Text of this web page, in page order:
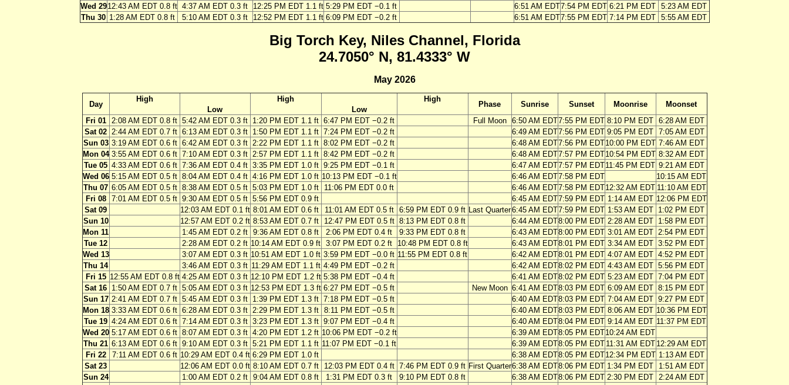
Wed 2912:43 AM EDT 0.8 ft 4:37 AM EDT 0.3 ft 12:25 PM EDT 1.1 ft 5:29 PM EDT −0.1 ft 6:51 AM EDT7:54 PM EDT 6:21 PM EDT 5:23 AM EDT
Thu 30 1:28 AM EDT 0.8 ft 5:10 AM EDT 0.3 ft 12:52 PM EDT 1.1 ft 6:09 PM EDT −0.2 ft 6:51 AM EDT7:55 PM EDT 7:14 PM EDT 5:55 AM EDT
Big Torch Key, Niles Channel, Florida
24.7050° N, 81.4333° W
May 2026
Day
High
Low
High
Low
High
Phase Sunrise Sunset Moonrise
Moonset
Fri 01
2:08 AM EDT 0.8 ft 5:42 AM EDT 0.3 ft 1:20 PM EDT 1.1 ft 6:47 PM EDT −0.2 ft Full Moon 6:50 AM EDT7:55 PM EDT 8:10 PM EDT 6:28 AM EDT
Sat 02 2:44 AM EDT 0.7 ft 6:13 AM EDT 0.3 ft 1:50 PM EDT 1.1 ft 7:24 PM EDT −0.2 ft 6:49 AM EDT7:56 PM EDT 9:05 PM EDT 7:05 AM EDT
Sun 03 3:19 AM EDT 0.6 ft 6:42 AM EDT 0.3 ft 2:22 PM EDT 1.1 ft 8:02 PM EDT −0.2 ft 6:48 AM EDT7:56 PM EDT10:00 PM EDT 7:46 AM EDT
Mon 04 3:55 AM EDT 0.6 ft 7:10 AM EDT 0.3 ft 2:57 PM EDT 1.1 ft 8:42 PM EDT −0.2 ft 6:48 AM EDT7:57 PM EDT10:54 PM EDT 8:32 AM EDT
Tue 05 4:33 AM EDT 0.6 ft 7:36 AM EDT 0.4 ft 3:35 PM EDT 1.0 ft 9:25 PM EDT −0.1 ft 6:47 AM EDT7:57 PM EDT11:45 PM EDT 9:21 AM EDT
Wed 06 5:15 AM EDT 0.5 ft 8:04 AM EDT 0.4 ft 4:16 PM EDT 1.0 ft 10:13 PM EDT −0.1 ft 6:46 AM EDT7:58 PM EDT
10:15 AM EDT
Thu 07 6:05 AM EDT 0.5 ft 8:38 AM EDT 0.5 ft 5:03 PM EDT 1.0 ft 11:06 PM EDT 0.0 ft 6:46 AM EDT7:58 PM EDT12:32 AM EDT 11:10 AM EDT
Fri 08
7:01 AM EDT 0.5 ft 9:30 AM EDT 0.5 ft 5:56 PM EDT 0.9 ft 6:45 AM EDT7:59 PM EDT 1:14 AM EDT 12:06 PM EDT
Sat 09
12:03 AM EDT 0.1 ft 8:01 AM EDT 0.6 ft 11:01 AM EDT 0.5 ft 6:59 PM EDT 0.9 ft Last Quarter6:45 AM EDT7:59 PM EDT 1:53 AM EDT
1:02 PM EDT
Sun 10
12:57 AM EDT 0.2 ft 8:53 AM EDT 0.7 ft 12:47 PM EDT 0.5 ft 8:13 PM EDT 0.8 ft 6:44 AM EDT8:00 PM EDT 2:28 AM EDT
1:58 PM EDT
Mon 11
1:45 AM EDT 0.2 ft 9:36 AM EDT 0.8 ft 2:06 PM EDT 0.4 ft 9:33 PM EDT 0.8 ft 6:43 AM EDT8:00 PM EDT 3:01 AM EDT 2:54 PM EDT
Tue 12
2:28 AM EDT 0.2 ft 10:14 AM EDT 0.9 ft 3:07 PM EDT 0.2 ft 10:48 PM EDT 0.8 ft 6:43 AM EDT8:01 PM EDT 3:34 AM EDT 3:52 PM EDT
Wed 13
3:07 AM EDT 0.3 ft 10:51 AM EDT 1.0 ft 3:59 PM EDT −0.0 ft 11:55 PM EDT 0.8 ft 6:42 AM EDT8:01 PM EDT 4:07 AM EDT 4:52 PM EDT
Thu 14
3:46 AM EDT 0.3 ft 11:29 AM EDT 1.1 ft 4:49 PM EDT −0.2 ft 6:42 AM EDT8:02 PM EDT 4:43 AM EDT 5:56 PM EDT
Fri 15 12:55 AM EDT 0.8 ft 4:25 AM EDT 0.3 ft 12:10 PM EDT 1.2 ft 5:38 PM EDT −0.4 ft 6:41 AM EDT8:02 PM EDT 5:23 AM EDT 7:04 PM EDT
Sat 16 1:50 AM EDT 0.7 ft 5:05 AM EDT 0.3 ft 12:53 PM EDT 1.3 ft 6:27 PM EDT −0.5 ft New Moon 6:41 AM EDT8:03 PM EDT 6:09 AM EDT 8:15 PM EDT
Sun 17 2:41 AM EDT 0.7 ft 5:45 AM EDT 0.3 ft 1:39 PM EDT 1.3 ft 7:18 PM EDT −0.5 ft 6:40 AM EDT8:03 PM EDT 7:04 AM EDT 9:27 PM EDT
Mon 18 3:33 AM EDT 0.6 ft 6:28 AM EDT 0.3 ft 2:29 PM EDT 1.3 ft 8:11 PM EDT −0.5 ft 6:40 AM EDT8:03 PM EDT 8:06 AM EDT 10:36 PM EDT
Tue 19 4:24 AM EDT 0.6 ft 7:14 AM EDT 0.3 ft 3:23 PM EDT 1.3 ft 9:07 PM EDT −0.4 ft 6:40 AM EDT8:04 PM EDT 9:14 AM EDT 11:37 PM EDT
Wed 20 5:17 AM EDT 0.6 ft 8:07 AM EDT 0.3 ft 4:20 PM EDT 1.2 ft 10:06 PM EDT −0.2 ft 6:39 AM EDT8:05 PM EDT10:24 AM EDT
Thu 21 6:13 AM EDT 0.6 ft 9:10 AM EDT 0.3 ft 5:21 PM EDT 1.1 ft 11:07 PM EDT −0.1 ft 6:39 AM EDT8:05 PM EDT 11:31 AM EDT 12:29 AM EDT
Fri 22
7:11 AM EDT 0.6 ft 10:29 AM EDT 0.4 ft 6:29 PM EDT 1.0 ft 6:38 AM EDT8:05 PM EDT12:34 PM EDT 1:13 AM EDT
Sat 23
12:06 AM EDT 0.0 ft 8:10 AM EDT 0.7 ft 12:03 PM EDT 0.4 ft 7:46 PM EDT 0.9 ft First Quarter6:38 AM EDT8:06 PM EDT 1:34 PM EDT
1:51 AM EDT
Sun 24
1:00 AM EDT 0.2 ft 9:04 AM EDT 0.8 ft 1:31 PM EDT 0.3 ft 9:10 PM EDT 0.8 ft 6:38 AM EDT8:06 PM EDT 2:30 PM EDT 2:24 AM EDT